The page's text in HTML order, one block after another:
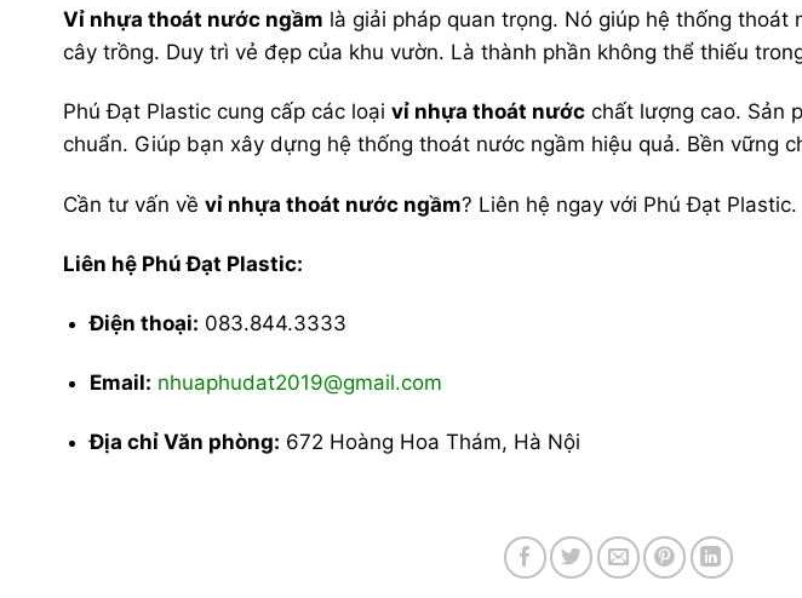
Vỉ nhựa thoát nước ngầm là giải pháp quan trọng. Nó giúp hệ thống
cây trồng. Duy trì vẻ đẹp của khu vườn. Là thành phần không thể thiếu
Phú Đạt Plastic cung cấp các loại vỉ nhựa thoát nước chất lượng cao. Sản
chuẩn. Giúp bạn xây dựng hệ thống thoát nước ngầm hiệu quả. Bền vững
Cần tư vấn về vỉ nhựa thoát nước ngầm? Liên hệ ngay với Phú Đạt Plastic.
Liên hệ Phú Đạt Plastic:
Điện thoại: 083.844.3333
Email: nhuaphudat2019@gmail.com
Địa chỉ Văn phòng: 672 Hoàng Hoa Thám, Hà Nội